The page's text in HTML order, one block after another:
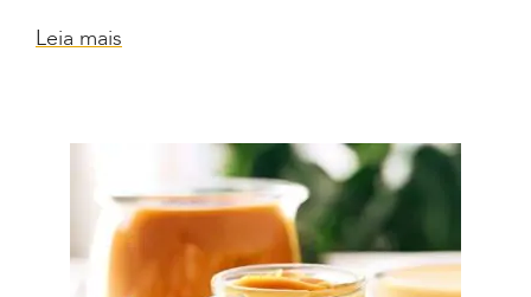
Leia mais